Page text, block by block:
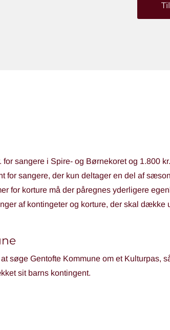
sangere i Spire- og Børnekoret og 1.800
for sangere, der kun deltager en del af
for korture må der påregnes yderligere
af kontingeter og korture, der skal dække
søge Gentofte Kommune om et Kulturpas,
sit barns kontingent.